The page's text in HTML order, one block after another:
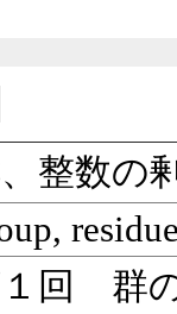
整数の
回 群